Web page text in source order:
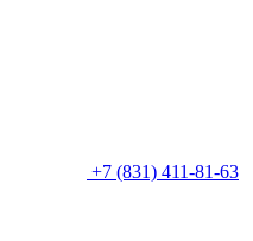
+7 (831) 411-81-63